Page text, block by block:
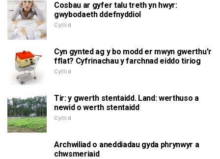
Cosbau ar gyfer talu treth yn hwyr:
gwybodaeth ddefnyddiol
Cyllid
Cyn gynted ag y bo modd er mwyn gwerthu'r
fflat? Cyfrinachau y farchnad eiddo tiriog
Cyllid
Tir: y gwerth stentaidd. Land: werthuso a
newid o werth stentaidd
Cyllid
Archwiliad o aneddiadau gyda phrynwyr a
chwsmeriaid